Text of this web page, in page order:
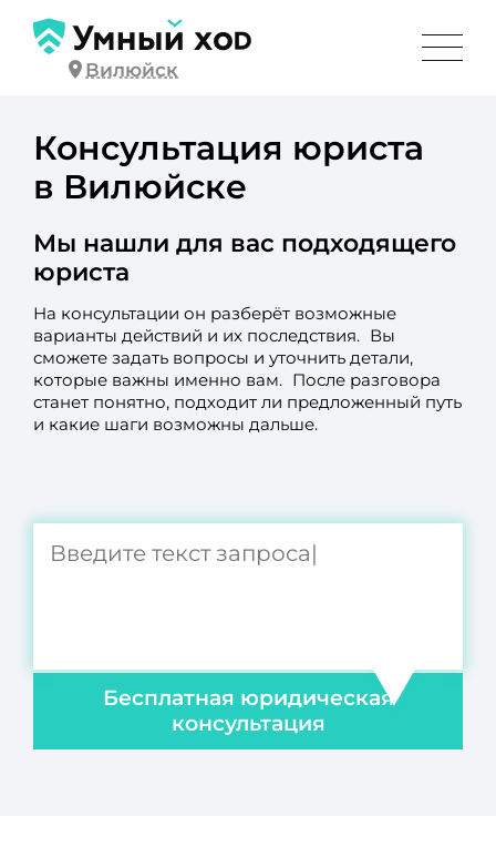
Вилюйск
Консультация юриста
в Вилюйске
Мы нашли для вас подходящего
юриста
На консультации он разберёт возможные
варианты действий и их последствия. Вы
сможете задать вопросы и уточнить детали,
которые важны именно вам. После разговора
станет понятно, подходит ли предложенный путь
и какие шаги возможны дальше.
Бесплатная юридическая
консультация